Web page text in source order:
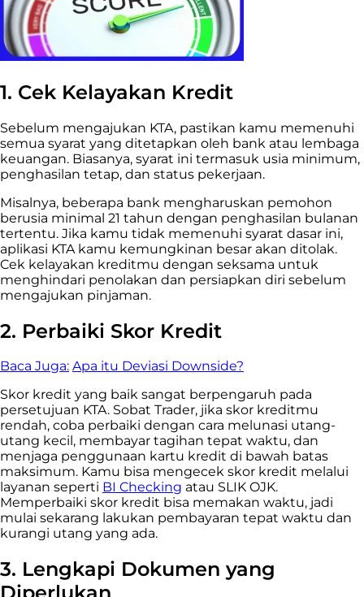
1. Cek Kelayakan Kredit
Sebelum mengajukan KTA, pastikan kamu memenuhi
semua syarat yang ditetapkan oleh bank atau lembaga
keuangan. Biasanya, syarat ini termasuk usia minimum,
penghasilan tetap, dan status pekerjaan.
Misalnya, beberapa bank mengharuskan pemohon
berusia minimal 21 tahun dengan penghasilan bulanan
tertentu. Jika kamu tidak memenuhi syarat dasar ini,
aplikasi KTA kamu kemungkinan besar akan ditolak.
Cek kelayakan kreditmu dengan seksama untuk
menghindari penolakan dan persiapkan diri sebelum
mengajukan pinjaman.
2. Perbaiki Skor Kredit
Baca Juga: Apa itu Deviasi Downside?
Skor kredit yang baik sangat berpengaruh pada
persetujuan KTA. Sobat Trader, jika skor kreditmu
rendah, coba perbaiki dengan cara melunasi utang-
utang kecil, membayar tagihan tepat waktu, dan
menjaga penggunaan kartu kredit di bawah batas
maksimum. Kamu bisa mengecek skor kredit melalui
layanan seperti BI Checking atau SLIK OJK.
Memperbaiki skor kredit bisa memakan waktu, jadi
mulai sekarang lakukan pembayaran tepat waktu dan
kurangi utang yang ada.
3. Lengkapi Dokumen yang